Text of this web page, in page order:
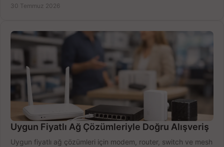
30 Temmuz 2026
Uygun Fiyatlı Ağ Çözümleriyle Doğru Alışveriş
Uygun fiyatlı ağ çözümleri için modem, router, switch ve mesh